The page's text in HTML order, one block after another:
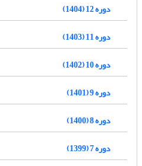
دوره 12 (1404)
دوره 11 (1403)
دوره 10 (1402)
دوره 9 (1401)
دوره 8 (1400)
دوره 7 (1399)